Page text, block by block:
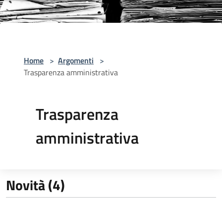
Home > Argomenti >
Trasparenza amministrativa
Trasparenza
amministrativa
Novità (4)